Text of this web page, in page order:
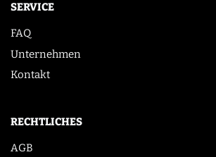
SERVICE
FAQ
Unternehmen
Kontakt
RECHTLICHES
AGB